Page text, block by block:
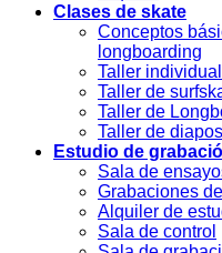
Clases de skate
Conceptos
longboarding
Taller
Taller de
Taller de
Taller de
Estudio de
Sala de
Grabaciones
Alquiler de
Sala de control